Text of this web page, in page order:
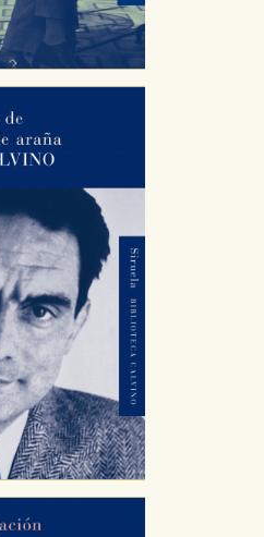
que reconfigurarlos cada
es agregada y, por lo
para mostrar publicidad
en otros sitios. No
información personal sino
única de su
de cookies